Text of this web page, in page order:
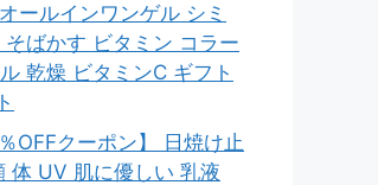
ールインワンゲル シミ
ばかす ビタミン コラー
乾燥 ビタミンC ギフト
OFFクーポン】 日焼け止
体 UV 肌に優しい 乳液